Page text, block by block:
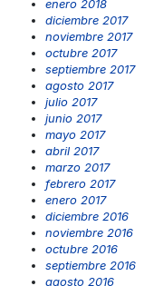
enero 2018
diciembre 2017
noviembre 2017
octubre 2017
septiembre 2017
agosto 2017
julio 2017
junio 2017
mayo 2017
abril 2017
marzo 2017
febrero 2017
enero 2017
diciembre 2016
noviembre 2016
octubre 2016
septiembre 2016
agosto 2016